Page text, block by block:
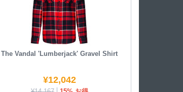
The Vandal 'Lumberjack' Gravel Shirt
¥12,042